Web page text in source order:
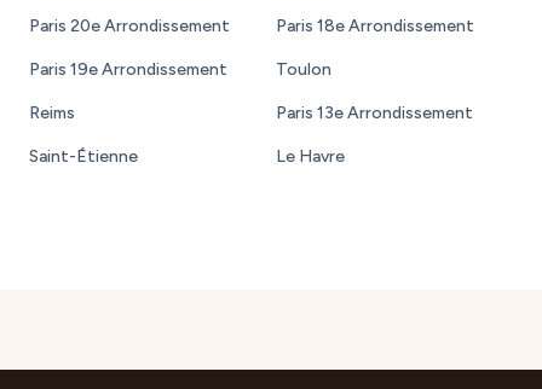
Paris 20e Arrondissement Paris 18e Arrondissement
Paris 19e Arrondissement Toulon
Reims Paris 13e Arrondissement
Saint-Étienne Le Havre